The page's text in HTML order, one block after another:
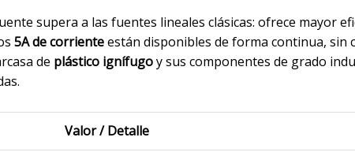
supera a las fuentes lineales clásicas: ofrece mayor
5A de corrienteestán disponibles de forma continua, sin
de plástico ignífugoy sus componentes de grado
Valor / Detalle